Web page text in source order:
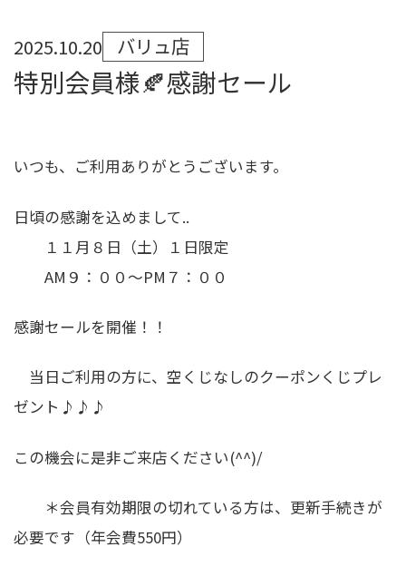
2025.10.20 バリュ店
特別会員様🍂感謝セール
いつも、ご利用ありがとうございます。
日頃の感謝を込めまして..
１１月８日（土）１日限定
AM９：００～PM７：００
感謝セールを開催！！
当日ご利用の方に、空くじなしのクーポンくじプレ
ゼント♪♪♪
この機会に是非ご来店ください(^^)/
＊会員有効期限の切れている方は、更新手続きが
必要です（年会費550円）